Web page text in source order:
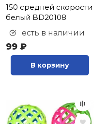
150 средней скорости
белый BD20108
есть в наличии
99 ₽
В корзину